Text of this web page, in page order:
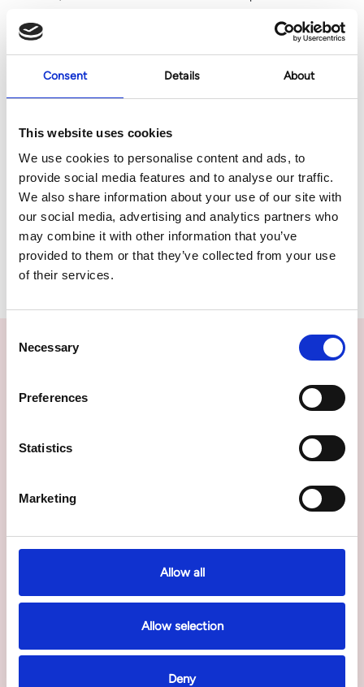
Consent Details About
This website uses cookies
We use cookies to personalise content and ads, to
provide social media features and to analyse our traffic.
We also share information about your use of our site with
our social media, advertising and analytics partners who
may combine it with other information that you’ve
provided to them or that they’ve collected from your use
of their services.
Selection
Necessary
Preferences
Statistics
Marketing
Allow all
Allow selection
Deny
en een subtiele, natuurlijke lifting die zorgt voor een frisse en
jeugdige uitstraling.
een stap verder dan traditionele hydraterende behandelingen.
Deze diepwerkende injectables leveren langdurige hydratatie
en verbetering van de huidelasticiteit door een mix van
hyaluronzuur en andere voedende ingrediënten rechtstreeks in
de huid te injecteren. Ze zijn perfect voor het aanpakken van
droge, doffe huid en het revitaliseren van je gezicht met een
gezonde gloed.
NEEM CONTACT MET ONS OP
Vragen over deze behandeling?
Neem dan contact met ons
op!
Achternaam